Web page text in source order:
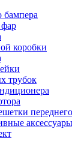
бампера
коробки
трубок
аксессуары